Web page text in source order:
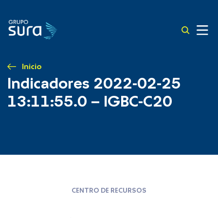
Inicio
Indicadores 2022-02-25
13:11:55.0 – IGBC-C20
CENTRO DE RECURSOS